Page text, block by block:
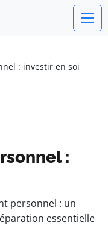
: investir en soi
:
personnel : un
essentielle